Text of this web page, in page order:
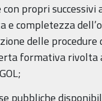
propri
e completezza
delle
formativa rivolta
pubbliche